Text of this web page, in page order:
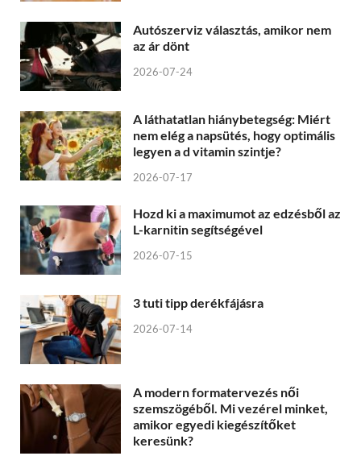
Autószerviz választás, amikor nem
az ár dönt
2026-07-24
A láthatatlan hiánybetegség: Miért
nem elég a napsütés, hogy optimális
legyen a d vitamin szintje?
2026-07-17
Hozd ki a maximumot az edzésből az
L-karnitin segítségével
2026-07-15
3 tuti tipp derékfájásra
2026-07-14
A modern formatervezés női
szemszögéből. Mi vezérel minket,
amikor egyedi kiegészítőket
keresünk?